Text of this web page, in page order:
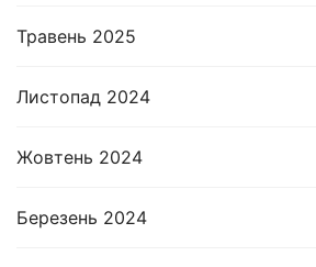
Травень 2025
Листопад 2024
Жовтень 2024
Березень 2024